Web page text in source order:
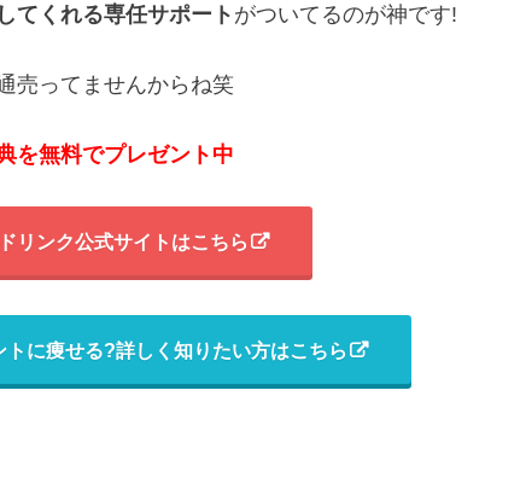
してくれる専任サポート がついてるのが神です!
売ってませんからね笑
を無料でプレゼント中
リンク公式サイトはこちら
に痩せる?詳しく知りたい方はこちら